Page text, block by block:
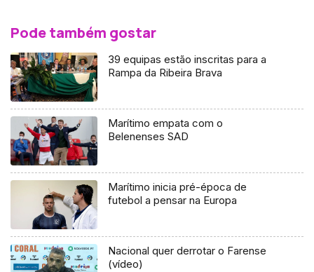
Pode também gostar
39 equipas estão inscritas para a
Rampa da Ribeira Brava
Marítimo empata com o
Belenenses SAD
Marítimo inicia pré-época de
futebol a pensar na Europa
Nacional quer derrotar o Farense
(vídeo)